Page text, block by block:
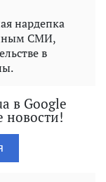
нардепка
СМИ,
в
в Google
новости!